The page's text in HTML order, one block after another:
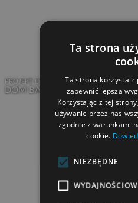
PROJEKT DOMU Z PODDASZEM
DOM BACY 119,70 m 2
Ta strona
Ta strona korzysta z
zapewnić lepszą
Korzystając z tej
używanie przez nas
zgodnie z warunkami
cookie.
NIEZBĘDNE